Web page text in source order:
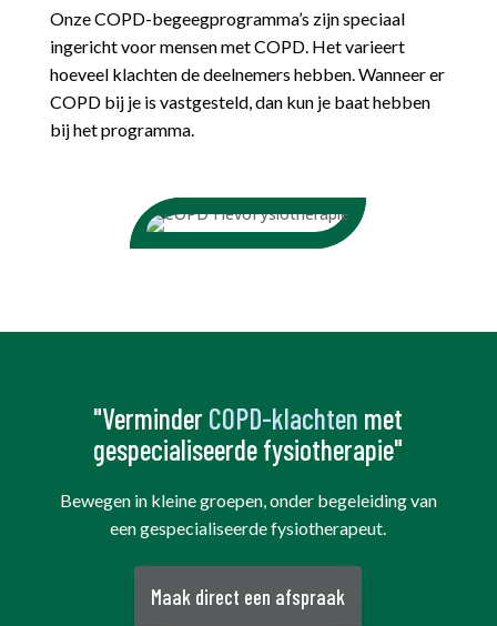
Onze COPD-begeegprogramma’s zijn speciaal
ingericht voor mensen met COPD. Het varieert
hoeveel klachten de deelnemers hebben. Wanneer er
COPD bij je is vastgesteld, dan kun je baat hebben
bij het programma.
"VerminderCOPD-klachten met
gespecialiseerde fysiotherapie"
Bewegen in kleine groepen, onder begeleiding van
een gespecialiseerde fysiotherapeut.
Maak direct een afspraak